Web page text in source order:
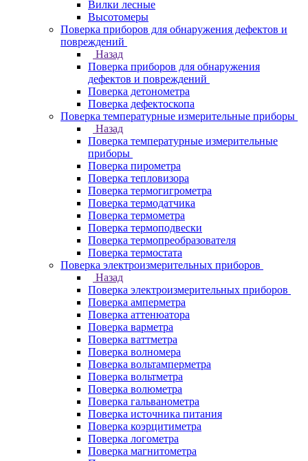
Вилки лесные
Высотомеры
Поверка приборов для обнаружения дефектов и
повреждений
Назад
Поверка приборов для обнаружения
дефектов и повреждений
Поверка детонометра
Поверка дефектоскопа
Поверка температурные измерительные приборы
Назад
Поверка температурные измерительные
приборы
Поверка пирометра
Поверка тепловизора
Поверка термогигрометра
Поверка термодатчика
Поверка термометра
Поверка термоподвески
Поверка термопреобразователя
Поверка термостата
Поверка электроизмерительных приборов
Назад
Поверка электроизмерительных приборов
Поверка амперметра
Поверка аттенюатора
Поверка варметра
Поверка ваттметра
Поверка волномера
Поверка вольтамперметра
Поверка вольтметра
Поверка волюметра
Поверка гальванометра
Поверка источника питания
Поверка коэрцитиметра
Поверка логометра
Поверка магнитометра